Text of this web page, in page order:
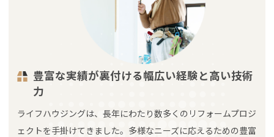
豊富な実績が裏付ける幅広い経験と高い技術
力
ライフハウジングは、長年にわたり数多くのリフォームプロジ
ェクトを手掛けてきました。多様なニーズに応えるための豊富